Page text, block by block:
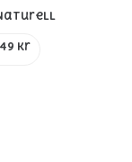
krPrisintervall: